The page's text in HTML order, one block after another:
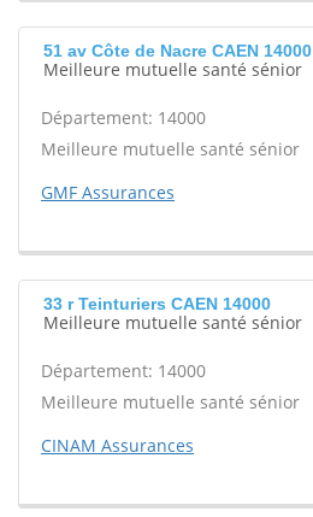
51 av Côte de Nacre CAEN 14000
Meilleure mutuelle santé sénior
Département: 14000
Meilleure mutuelle santé sénior
GMF Assurances
33 r Teinturiers CAEN 14000
Meilleure mutuelle santé sénior
Département: 14000
Meilleure mutuelle santé sénior
CINAM Assurances